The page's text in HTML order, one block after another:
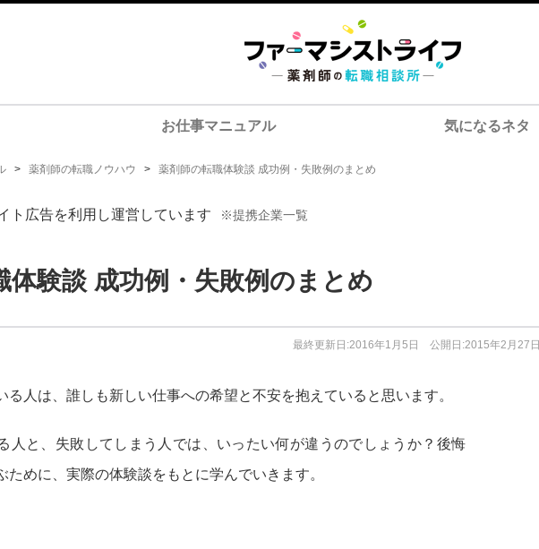
お仕事マニュアル 気になるネタ
> 薬剤師の転職ノウハウ > 薬剤師の転職体験談 成功例・失敗例のまとめ
ト広告を利用し運営しています ※提携企業一覧
体験談 成功例・失敗例のまとめ
最終更新日:2016年1月5日 公開日:2015年2月27日
る人は、誰しも新しい仕事への希望と不安を抱えていると思います。
人と、失敗してしまう人では、いったい何が違うのでしょうか？後悔
ために、実際の体験談をもとに学んでいきます。